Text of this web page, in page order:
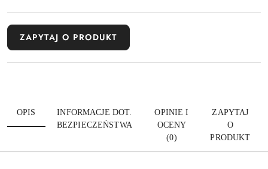
ZAPYTAJ O PRODUKT
OPIS
INFORMACJE DOT.
BEZPIECZEŃSTWA
OPINIE I
OCENY
(0)
ZAPYTAJ
O
PRODUKT